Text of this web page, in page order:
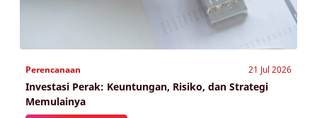
Perencanaan 21 Jul 2026
Investasi Perak: Keuntungan, Risiko, dan Strategi
Memulainya